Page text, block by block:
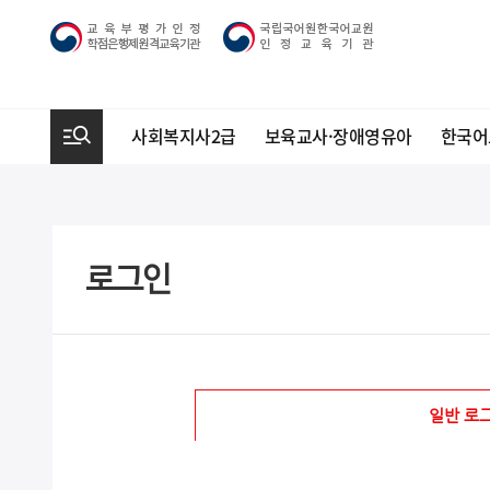
사회복지사2급 보육교사·장애영유아 한국
로그인
일반 로